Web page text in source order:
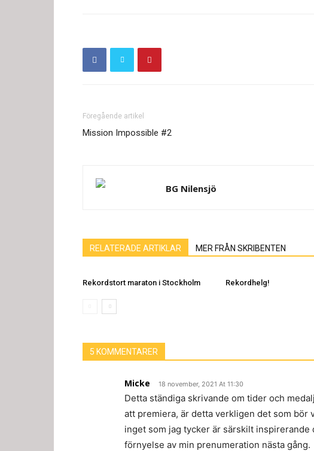
Föregående artikel
Mission Impossible #2
BG Nilensjö
RELATERADE ARTIKLAR MER FRÅN SKRIBENTEN
Rekordstort maraton i Stockholm Rekordhelg!
5 KOMMENTARER
Micke 18 november, 2021 At 11:30
Detta ständiga skrivande om tider och
att premiera, är detta verkligen det som bör
inget som jag tycker är särskilt
förnyelse av min prenumeration nästa gång.